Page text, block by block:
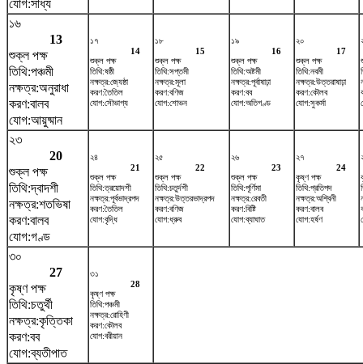
যোগ:সাধ্য
১৬
13
শুক্ল পক্ষ
তিথি:পঞ্চমী
নক্ষত্র:অনুরাধা
করণ:বালব
যোগ:আয়ুষ্মান
১৭
14
শুক্ল পক্ষ
তিথি:ষষ্ঠী
নক্ষত্র:জ্যেষ্ঠা
করণ:তৈতিল
যোগ:সৌভাগ্য
১৮
15
শুক্ল পক্ষ
তিথি:সপ্তমী
নক্ষত্র:মূলা
করণ:বণিজ
যোগ:শোভন
১৯
16
শুক্ল পক্ষ
তিথি:অষ্টমী
নক্ষত্র:পূর্বাষাঢ়া
করণ:বব
যোগ:অতিগণ্ড
২০
17
শুক্ল পক্ষ
তিথি:নবমী
নক্ষত্র:উত্তরাষাঢ়া
করণ:কৌলব
যোগ:সুকর্মা
২৩
20
শুক্ল পক্ষ
তিথি:দ্বাদশী
নক্ষত্র:শতভিষ‌া
করণ:বালব
যোগ:গণ্ড
২৪
21
শুক্ল পক্ষ
তিথি:ত্রয়োদশী
নক্ষত্র:পূর্বভাদ্রপদ
করণ:তৈতিল
যোগ:বৃদ্ধি
২৫
22
শুক্ল পক্ষ
তিথি:চতুর্দশী
নক্ষত্র:উত্তরভাদ্রপদ
করণ:বণিজ
যোগ:ধ্রুব
২৬
23
শুক্ল পক্ষ
তিথি:পূর্ণিমা
নক্ষত্র:রেবতী
করণ:বিষ্টি
যোগ:ব্যাঘাত
২৭
24
কৃষ্ণ পক্ষ
তিথি:প্রতিপদ
নক্ষত্র:অশ্বিনী
করণ:বালব
যোগ:হর্ষণ
৩০
27
কৃষ্ণ পক্ষ
তিথি:চতুর্থী
নক্ষত্র:কৃত্তিকা
করণ:বব
যোগ:ব্যতীপাত
৩১
28
কৃষ্ণ পক্ষ
তিথি:পঞ্চমী
নক্ষত্র:রোহিণী
করণ:কৌলব
যোগ:বরীয়ান